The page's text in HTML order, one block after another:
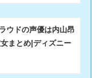
ウドの声優は内山昂
まとめ|ディズニー